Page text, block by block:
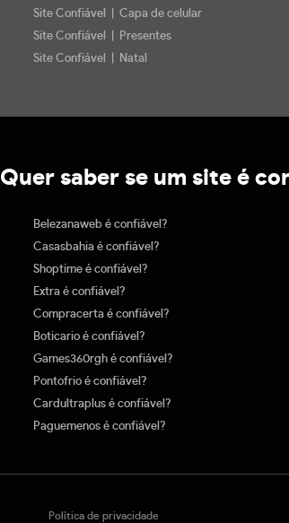
Site Confiável | Capa de celular
Site Confiável | Presentes
Site Confiável | Natal
Quer saber se um site é
Belezanaweb é confiável?
Casasbahia é confiável?
Shoptime é confiável?
Extra é confiável?
Compracerta é confiável?
Boticario é confiável?
Games360rgh é confiável?
Pontofrio é confiável?
Cardultraplus é confiável?
Paguemenos é confiável?
Política de privacidade